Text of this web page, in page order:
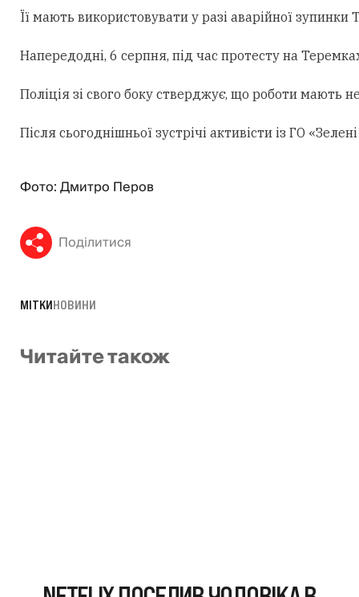
Її мають використовувати у разі аварійної
Напередодні, 6 серпня, під час протесту на
Поліція зі свого боку стверджує, що роботи мають
Після сьогоднішньої зустрічі активісти із ГО
Фото: Дмитро Перов
Поділитися
МІТКИНОВИНИ
Читайте також